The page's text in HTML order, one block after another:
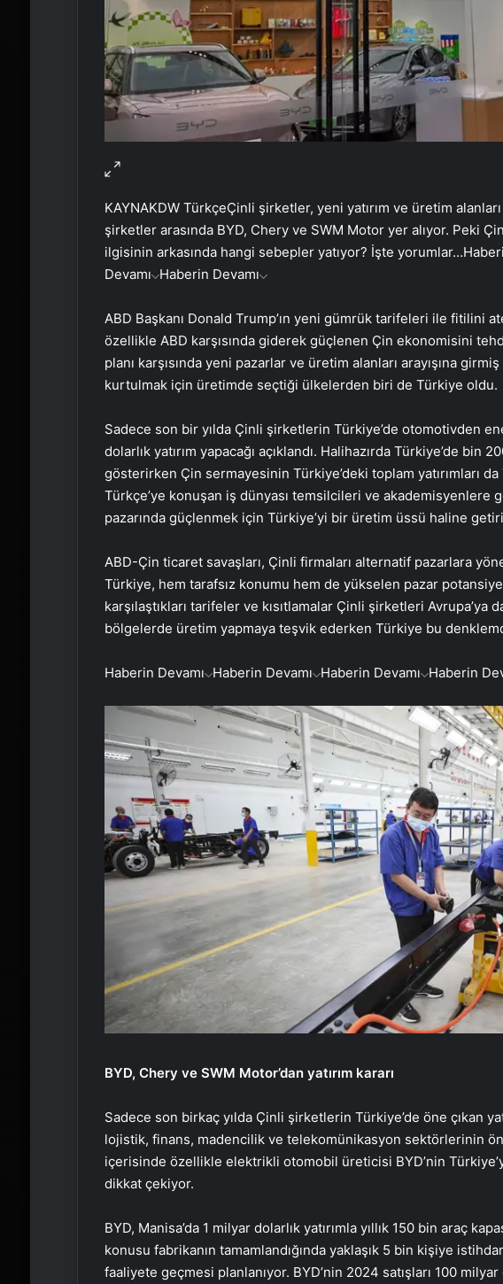
KAYNAKDW TürkçeÇinli şirketler, yeni yatırım ve üretim
şirketler arasında BYD, Chery ve SWM Motor yer alıyor. Peki
ilgisinin arkasında hangi sebepler yatıyor? İşte yorumlar…
Devamı Haberin Devamı
ABD Başkanı Donald Trump’ın yeni gümrük tarifeleri ile fitilini
özellikle ABD karşısında giderek güçlenen Çin ekonomisini
planı karşısında yeni pazarlar ve üretim alanları arayışına
kurtulmak için üretimde seçtiği ülkelerden biri de Türkiye oldu.
Sadece son bir yılda Çinli şirketlerin Türkiye’de otomotivden
dolarlık yatırım yapacağı açıklandı. Halihazırda Türkiye’de bin
gösterirken Çin sermayesinin Türkiye’deki toplam yatırımları
Türkçe’ye konuşan iş dünyası temsilcileri ve akademisyenlere
pazarında güçlenmek için Türkiye’yi bir üretim üssü haline
ABD-Çin ticaret savaşları, Çinli firmaları alternatif pazarlara
Türkiye, hem tarafsız konumu hem de yükselen pazar
karşılaştıkları tarifeler ve kısıtlamalar Çinli şirketleri Avrupa’ya
bölgelerde üretim yapmaya teşvik ederken Türkiye bu
Haberin Devamı Haberin Devamı Haberin Devamı Haberin
BYD, Chery ve SWM Motor’dan yatırım kararı
Sadece son birkaç yılda Çinli şirketlerin Türkiye’de öne çıkan
lojistik, finans, madencilik ve telekomünikasyon sektörlerinin
içerisinde özellikle elektrikli otomobil üreticisi BYD’nin
dikkat çekiyor.
BYD, Manisa’da 1 milyar dolarlık yatırımla yıllık 150 bin araç
konusu fabrikanın tamamlandığında yaklaşık 5 bin kişiye
faaliyete geçmesi planlanıyor. BYD’nin 2024 satışları 100